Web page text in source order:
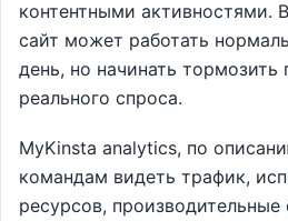
контентными активностями.
сайт может работать
день, но начинать тормозить
реального спроса.
MyKinsta analytics, по
командам видеть трафик,
ресурсов,